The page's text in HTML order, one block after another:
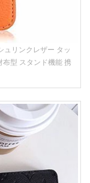
ュリンクレザー タッ
布型 スタンド機能 携
帳 レディース 人気